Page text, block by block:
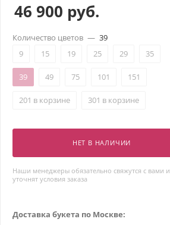
46 900 руб.
Количество цветов — 39
9
15 19 25 29 35
39 49 75 101 151
201 в корзине 301 в корзине
НЕТ В НАЛИЧИИ
Наши менеджеры обязательно свяжутся с вами и
уточнят условия заказа
Доставка букета по Москве: